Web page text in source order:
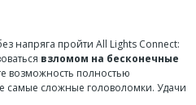
напряга пройти All Lights Connect:
взломом на бесконечные
возможность полностью
самые сложные головоломки. Удачи